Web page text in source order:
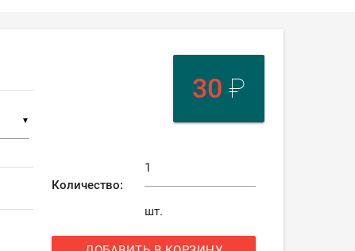
▼
30 ₽
Количество:
шт.